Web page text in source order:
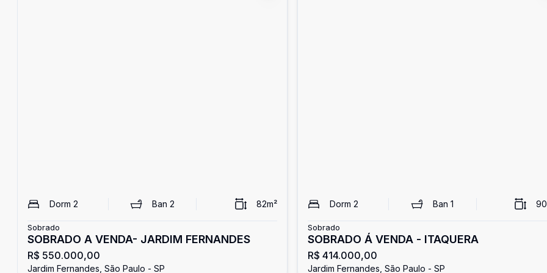
Dorm 2 Ban2 82m²
Sobrado
SOBRADO A VENDA- JARDIM FERNANDES
R$ 550.000,00
Jardim Fernandes, São Paulo - SP
Dorm 2 Ban1 90
Sobrado
SOBRADO Á VENDA - ITAQUERA
R$ 414.000,00
Jardim Fernandes, São Paulo - SP